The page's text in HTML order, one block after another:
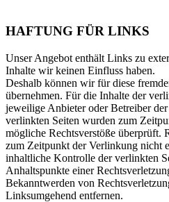
HAFTUNG FÜR LINKS
Unser Angebot enthält Links zu
Inhalte wir keinen Einfluss haben.
Deshalb können wir für diese
übernehmen. Für die Inhalte der
jeweilige Anbieter oder Betreiber
verlinkten Seiten wurden zum
mögliche Rechtsverstöße überprüft.
zum Zeitpunkt der Verlinkung nicht
inhaltliche Kontrolle der verlinkten
Anhaltspunkte einer
Bekanntwerden von
Linksumgehend entfernen.